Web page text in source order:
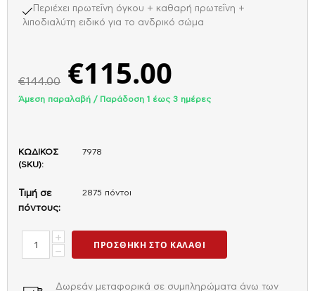
Περιέχει πρωτεΐνη όγκου + καθαρή πρωτεΐνη +
λιποδιαλύτη ειδικό για το ανδρικό σώμα
€144.00 €115.00
Άμεση παραλαβή / Παράδoση 1 έως 3 ημέρες
ΚΩΔΙΚΟΣ
(SKU):
7978
Τιμή σε
πόντους:
2875 πόντοι
+
−
ΠΡΟΣΘΉΚΗ ΣΤΟ ΚΑΛΆΘΙ
Δωρεάν μεταφορικά σε συμπληρώματα άνω των